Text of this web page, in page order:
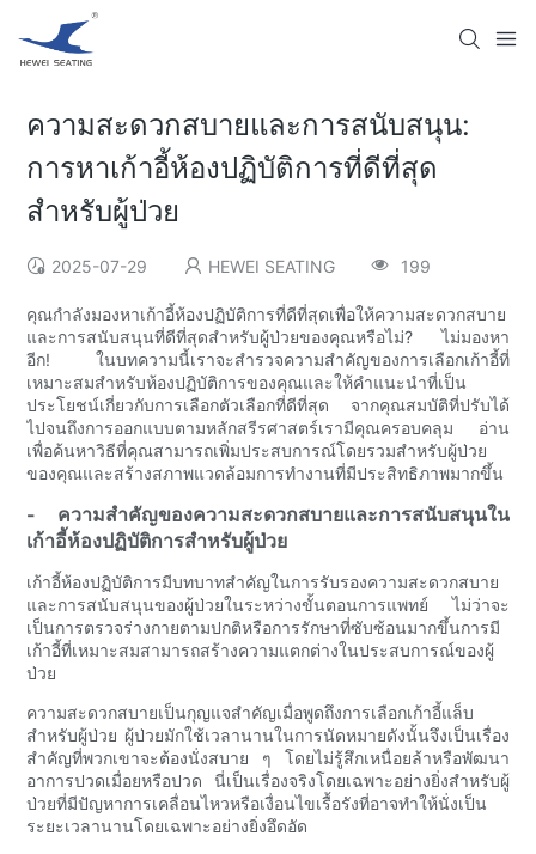
ความสะดวกสบายและการสนับสนุน:
การหาเก้าอี้ห้องปฏิบัติการที่ดีที่สุด
สำหรับผู้ป่วย
2025-07-29 HEWEI SEATING 199
คุณกำลังมองหาเก้าอี้ห้องปฏิบัติการที่ดีที่สุดเพื่อให้ความสะดวกสบาย
และการสนับสนุนที่ดีที่สุดสำหรับผู้ป่วยของคุณหรือไม่? ไม่มองหา
อีก! ในบทความนี้เราจะสำรวจความสำคัญของการเลือกเก้าอี้ที่
เหมาะสมสำหรับห้องปฏิบัติการของคุณและให้คำแนะนำที่เป็น
ประโยชน์เกี่ยวกับการเลือกตัวเลือกที่ดีที่สุด จากคุณสมบัติที่ปรับได้
ไปจนถึงการออกแบบตามหลักสรีรศาสตร์เรามีคุณครอบคลุม อ่าน
เพื่อค้นหาวิธีที่คุณสามารถเพิ่มประสบการณ์โดยรวมสำหรับผู้ป่วย
ของคุณและสร้างสภาพแวดล้อมการทำงานที่มีประสิทธิภาพมากขึ้น
- ความสำคัญของความสะดวกสบายและการสนับสนุนใน
เก้าอี้ห้องปฏิบัติการสำหรับผู้ป่วย
เก้าอี้ห้องปฏิบัติการมีบทบาทสำคัญในการรับรองความสะดวกสบาย
และการสนับสนุนของผู้ป่วยในระหว่างขั้นตอนการแพทย์ ไม่ว่าจะ
เป็นการตรวจร่างกายตามปกติหรือการรักษาที่ซับซ้อนมากขึ้นการมี
เก้าอี้ที่เหมาะสมสามารถสร้างความแตกต่างในประสบการณ์ของผู้
ป่วย
ความสะดวกสบายเป็นกุญแจสำคัญเมื่อพูดถึงการเลือกเก้าอี้แล็บ
สำหรับผู้ป่วย ผู้ป่วยมักใช้เวลานานในการนัดหมายดังนั้นจึงเป็นเรื่อง
สำคัญที่พวกเขาจะต้องนั่งสบาย ๆ โดยไม่รู้สึกเหนื่อยล้าหรือพัฒนา
อาการปวดเมื่อยหรือปวด นี่เป็นเรื่องจริงโดยเฉพาะอย่างยิ่งสำหรับผู้
ป่วยที่มีปัญหาการเคลื่อนไหวหรือเงื่อนไขเรื้อรังที่อาจทำให้นั่งเป็น
ระยะเวลานานโดยเฉพาะอย่างยิ่งอึดอัด